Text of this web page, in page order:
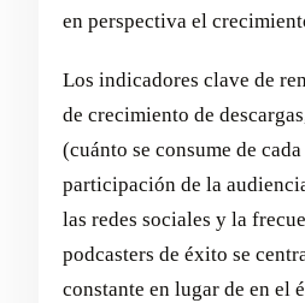
en perspectiva el
Los indicadores clave de
de crecimiento de
(cuánto se consume de
participación de la
las redes sociales y la
podcasters de éxito se
constante en lugar de en el